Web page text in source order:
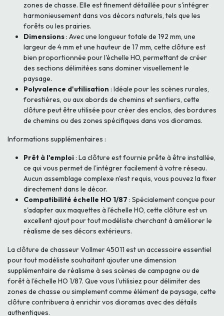
zones de chasse. Elle est finement détaillée pour s'intégrer
harmonieusement dans vos décors naturels, tels que les
forêts ou les prairies.
Dimensions : Avec une longueur totale de 192 mm, une
largeur de 4 mm et une hauteur de 17 mm, cette clôture est
bien proportionnée pour l'échelle HO, permettant de créer
des sections délimitées sans dominer visuellement le
paysage.
Polyvalence d'utilisation : Idéale pour les scènes rurales,
forestières, ou aux abords de chemins et sentiers, cette
clôture peut être utilisée pour créer des enclos, des bordures
de chemins ou des zones spécifiques dans vos dioramas.
Informations supplémentaires :
Prêt à l'emploi : La clôture est fournie prête à être installée,
ce qui vous permet de l'intégrer facilement à votre réseau.
Aucun assemblage complexe n'est requis, vous pouvez la fixer
directement dans le décor.
Compatibilité échelle HO 1/87 : Spécialement conçue pour
s'adapter aux maquettes à l'échelle HO, cette clôture est un
excellent ajout pour tout modéliste cherchant à améliorer le
réalisme de ses décors extérieurs.
La clôture de chasseur Vollmer 45011 est un accessoire essentiel
pour tout modéliste souhaitant ajouter une dimension
supplémentaire de réalisme à ses scènes de campagne ou de
forêt à l'échelle HO 1/87. Que vous l'utilisiez pour délimiter des
zones de chasse ou simplement comme élément de paysage, cette
clôture contribuera à enrichir vos dioramas avec des détails
authentiques.